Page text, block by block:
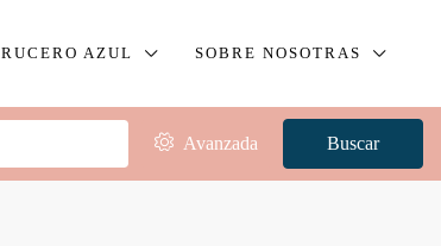
AZUL SOBRE NOSOTRAS
Avanzada Buscar